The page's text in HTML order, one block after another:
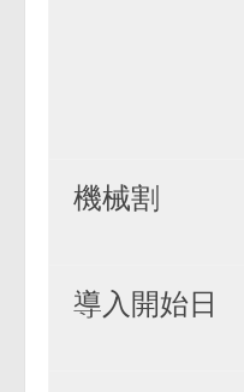
機械割
導入開始日